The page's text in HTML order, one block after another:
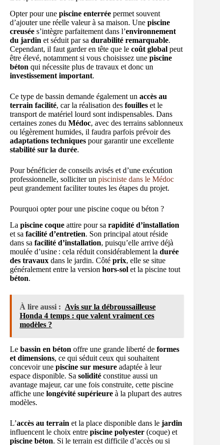
Opter pour une piscine enterrée permet souvent
d’ajouter une réelle valeur à sa maison. Une piscine
creusée s’intègre parfaitement dans l’environnement
du jardin et séduit par sa durabilité remarquable.
Cependant, il faut garder en tête que le coût global peut
être élevé, notamment si vous choisissez une piscine
béton qui nécessite plus de travaux et donc un
investissement important.
Ce type de bassin demande également un accès au
terrain facilité, car la réalisation des fouilles et le
transport de matériel lourd sont indispensables. Dans
certaines zones du Médoc, avec des terrains sablonneux
ou légèrement humides, il faudra parfois prévoir des
adaptations techniques pour garantir une excellente
stabilité sur la durée.
Pour bénéficier de conseils avisés et d’une exécution
professionnelle, solliciter un pisciniste dans le Médoc
peut grandement faciliter toutes les étapes du projet.
Pourquoi opter pour une piscine coque ou béton ?
La piscine coque attire pour sa rapidité d’installation
et sa facilité d’entretien. Son principal atout réside
dans sa facilité d’installation, puisqu’elle arrive déjà
moulée d’usine : cela réduit considérablement la durée
des travaux dans le jardin. Côté prix, elle se situe
généralement entre la version hors-sol et la piscine tout
béton.
À lire aussi : Avis sur la débroussailleuse
Honda 4 temps : que valent vraiment ces
modèles ?
Le bassin en béton offre une grande liberté de formes
et dimensions, ce qui séduit ceux qui souhaitent
concevoir une piscine sur mesure adaptée à leur
espace disponible. Sa solidité constitue aussi un
avantage majeur, car une fois construite, cette piscine
affiche une longévité supérieure à la plupart des autres
modèles.
L’accès au terrain et la place disponible dans le jardin
influencent le choix entre piscine polyester (coque) et
piscine béton. Si le terrain est difficile d’accès ou si